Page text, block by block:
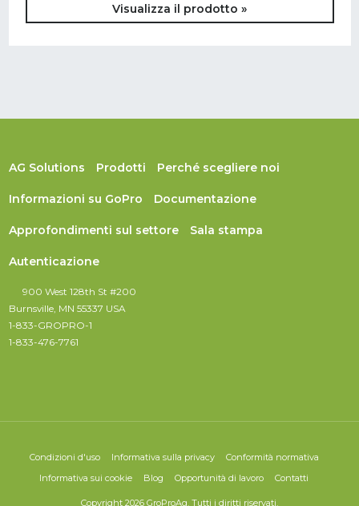
Visualizza il prodotto »
AG Solutions Prodotti Perché scegliere noi
Informazioni su GoPro Documentazione
Approfondimenti sul settore Sala stampa
Autenticazione
900 West 128th St #200
Burnsville, MN 55337 USA
1-833-GROPRO-1
1-833-476-7761
Condizioni d'uso Informativa sulla privacy
Conformità normativa
Informativa sui cookie
Blog Opportunità di lavoro Contatti
Copyright 2026 GroProAg. Tutti i diritti riservati.